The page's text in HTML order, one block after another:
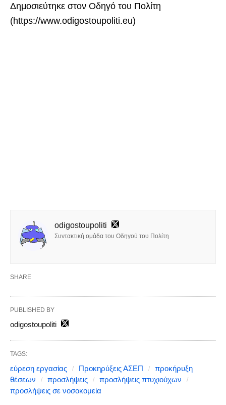
Δημοσιεύτηκε στον Οδηγό του Πολίτη
(https://www.odigostoupoliti.eu)
odigostoupoliti
Συντακτική ομάδα του Οδηγού του Πολίτη
SHARE
PUBLISHED BY
odigostoupoliti
TAGS:
εύρεση εργασίας Προκηρύξεις ΑΣΕΠ
προκήρυξη
θέσεων
προσλήψεις
προσλήψεις πτυχιούχων
προσλήψεις σε νοσοκομεία